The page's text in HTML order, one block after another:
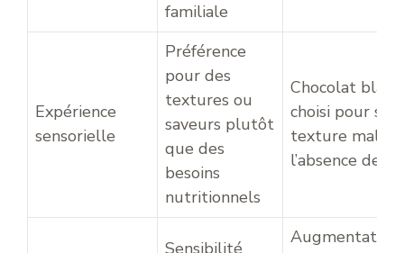
familiale
Expérience
sensorielle
Préférence
pour des
textures ou
saveurs plutôt
que des
besoins
nutritionnels
Chocolat blanc
choisi pour sa
texture malgré
l’absence de
Sensibilité
Augmentation